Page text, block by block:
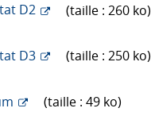
D2 (taille : 260 ko)
D3 (taille : 250 ko)
(taille : 49 ko)